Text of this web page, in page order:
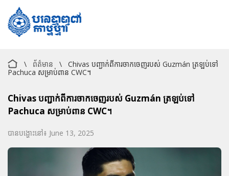
\ ព័ត៌មាន \
Chivas បញ្ជាក់ពីការចាកចេញរបស់ Guzmán ត្រឡប់ទៅ
Pachuca សម្រាប់ពាន CWC។
Chivas បញ្ជាក់ពីការចាកចេញរបស់ Guzmán ត្រឡប់ទៅ
Pachuca សម្រាប់ពាន CWC។
បានបង្ហោះនៅ៖ June 13, 2025